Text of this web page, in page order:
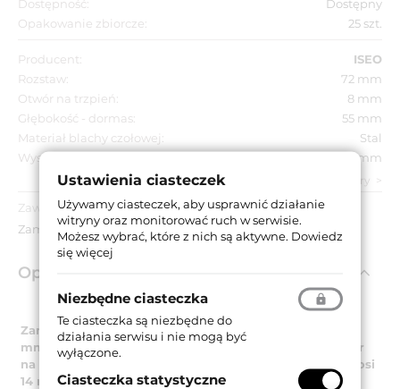
Dostępność:
Dostępny
Opakowanie zbiorcze:
25 szt.
Producent:
ISEO
Rozstaw:
72 mm
Otwór na trzpień:
8 mm
Głębokość - dormas:
55 mm
Materiał blachy czołowej:
Stal
Wysokość blachy czołowej:
235 mm
zobacz wszystkie parametry
Zawartość opakowania:
Zamek wpuszczany.
Opis produktu
Zamek wpuszczany o rozstawie 72 mm i głębokości 55
mm. Posiada otwór na wkładkę bębenkową oraz otwór
na trzpień klamki ⧄ 8 mm. Grubość kasety zamka wynosi
14 mm. Płaska blacha czołowa o wymiarach 235x20x3
Ustawienia ciasteczek
Używamy ciasteczek, aby usprawnić działanie
witryny oraz monitorować ruch w serwisie.
Możesz wybrać, które z nich są aktywne. Dowiedz
się więcej
Niezbędne ciasteczka
Te ciasteczka są niezbędne do
działania serwisu i nie mogą być
wyłączone.
Ciasteczka statystyczne